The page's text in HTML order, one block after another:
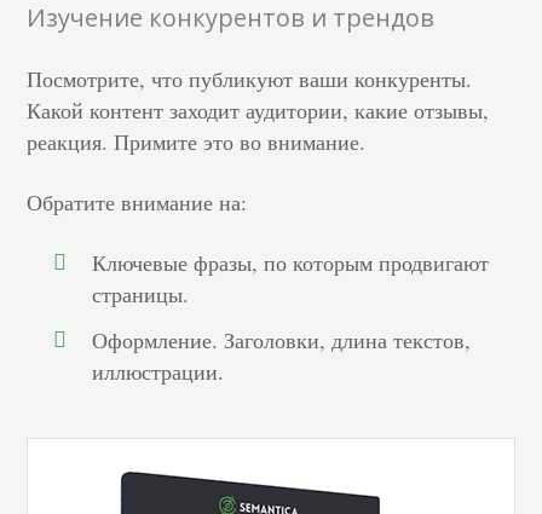
Изучение конкурентов и трендов
Посмотрите, что публикуют ваши конкуренты.
Какой контент заходит аудитории, какие отзывы,
реакция. Примите это во внимание.
Обратите внимание на:
Ключевые фразы, по которым продвигают
страницы.
Оформление. Заголовки, длина текстов,
иллюстрации.